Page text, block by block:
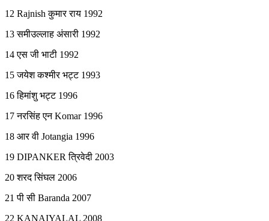
12 Rajnish कुमार राय 1992
13 समीउल्लाह अंसारी 1992
14 एस जी भाटी 1992
15 जयेश कश्मीर भट्ट 1993
16 हिमांशु भट्ट 1996
17 नरसिंह एन Komar 1996
18 आर वी Jotangia 1996
19 DIPANKER त्रिवेदी 2003
20 शरद सिंघल 2006
21 पी सी Baranda 2007
22 KANAIYALAL 2008